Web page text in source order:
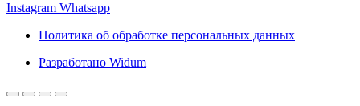
Instagram Whatsapp
Политика об обработке персональных данных
Разработано Widum